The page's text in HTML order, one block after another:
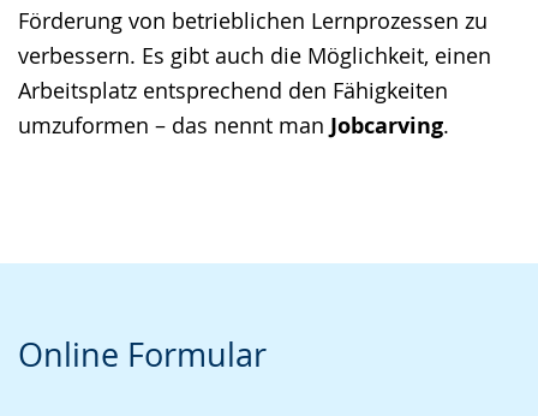
Förderung von betrieblichen Lernprozessen zu
verbessern. Es gibt auch die Möglichkeit, einen
Arbeitsplatz entsprechend den Fähigkeiten
umzuformen – das nennt man Jobcarving.
Online Formular